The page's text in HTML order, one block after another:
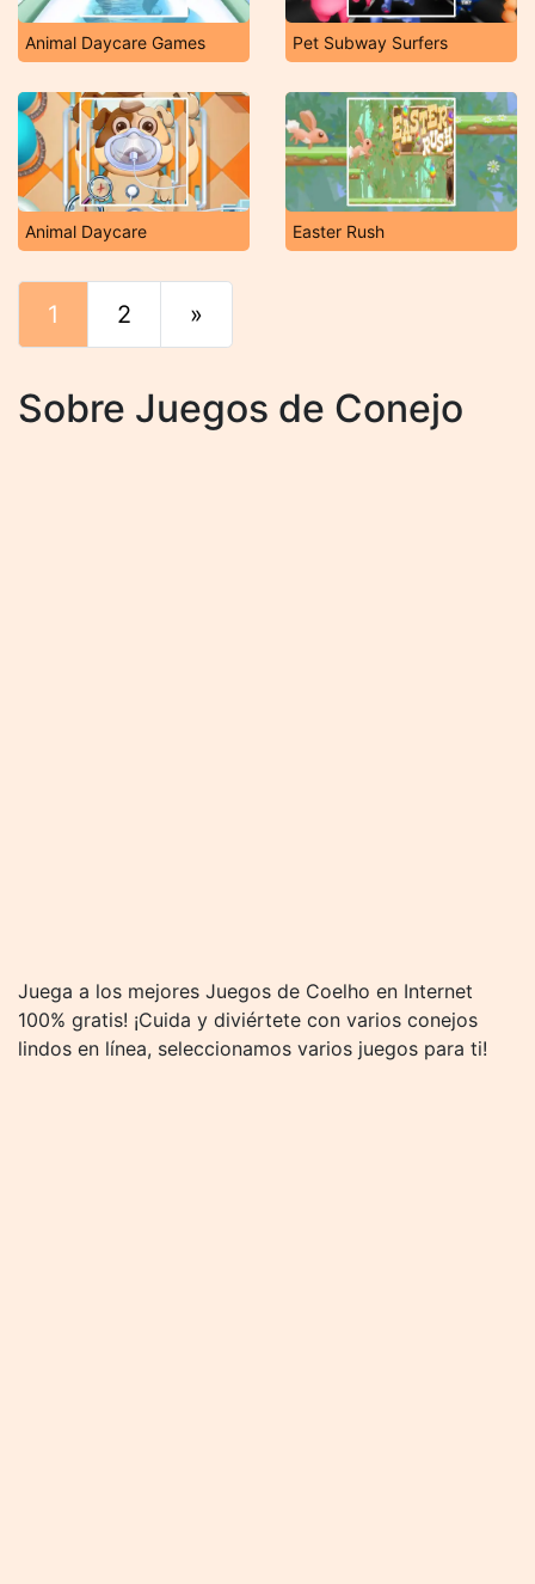
Animal Daycare Games Pet Subway Surfers
Animal Daycare Easter Rush
1 2 »
Sobre Juegos de Conejo
Juega a los mejores Juegos de Coelho en Internet
100% gratis! ¡Cuida y diviértete con varios conejos
lindos en línea, seleccionamos varios juegos para ti!